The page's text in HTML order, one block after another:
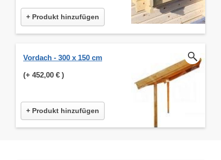
+ Produkt hinzufügen
Vordach - 300 x 150 cm
(+ 452,00 € )
+ Produkt hinzufügen